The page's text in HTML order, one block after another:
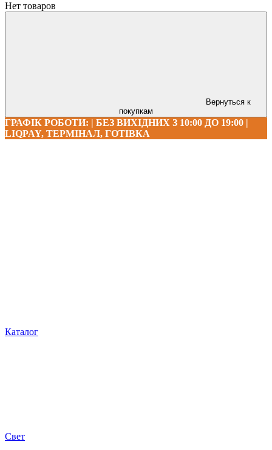
Нет товаров
Вернуться к
покупкам
ГРАФІК РОБОТИ: | БЕЗ ВИХІДНИХ З 10:00 ДО 19:00 |
LIQPAY, ТЕРМІНАЛ, ГОТІВКА
Каталог
Свет